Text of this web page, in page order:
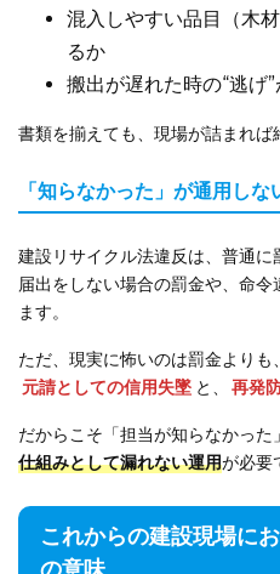
混入しやすい品目（木
るか
搬出が遅れた時の“逃げ
書類を揃えても、現場が詰まれば
「知らなかった」が通用し
建設リサイクル法違反は、普通に
届出をしない場合の罰金や、命
ます。
ただ、現実に怖いのは罰金よりも、
元請としての信用失墜 と、 再発
だからこそ「担当が知らなかった
仕組みとして漏れない運用が必要
これからの建設現場に